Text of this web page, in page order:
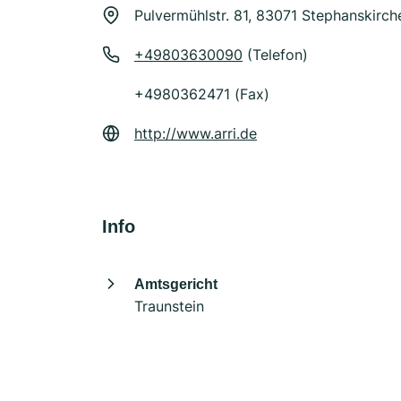
Pulvermühlstr. 81, 83071
+49803630090 (Telefon)
+4980362471 (Fax)
http://www.arri.de
Info
Amtsgericht
Traunstein